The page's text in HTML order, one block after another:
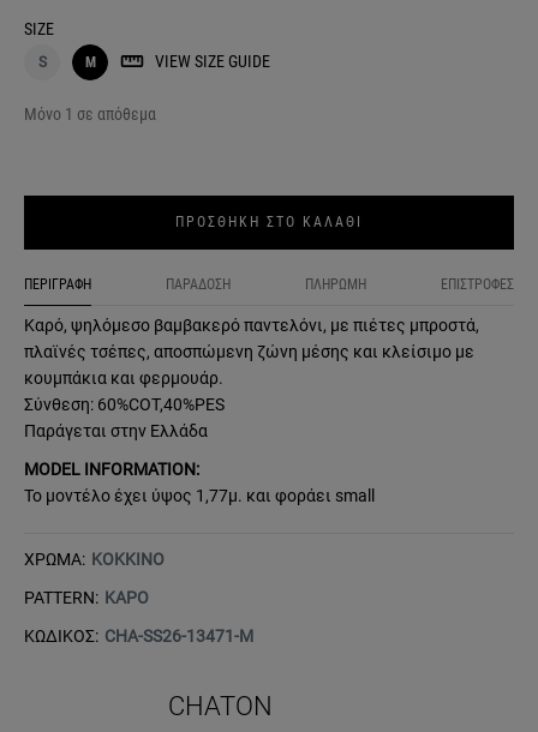
SIZE
S M VIEW SIZE GUIDE
Μόνο 1 σε απόθεμα
ΠΡΟΣΘΗΚΗ ΣΤΟ ΚΑΛΑΘΙ
ΠΕΡΙΓΡΑΦΗ ΠΑΡΑΔΟΣΗ ΠΛΗΡΩΜΗ ΕΠΙΣΤΡΟΦΕΣ
Καρό, ψηλόμεσο βαμβακερό παντελόνι, με πιέτες μπροστά,
πλαϊνές τσέπες, αποσπώμενη ζώνη μέσης και κλείσιμο με
κουμπάκια και φερμουάρ.
Σύνθεση: 60%COT,40%PES
Παράγεται στην Ελλάδα
MODEL INFORMATION:
Το μοντέλο έχει ύψος 1,77μ. και φοράει small
ΧΡΩΜΑ: ΚΟΚΚΙΝΟ
PATTERN: ΚΑΡΟ
ΚΩΔΙΚΟΣ: CHA-SS26-13471-M
CHATON